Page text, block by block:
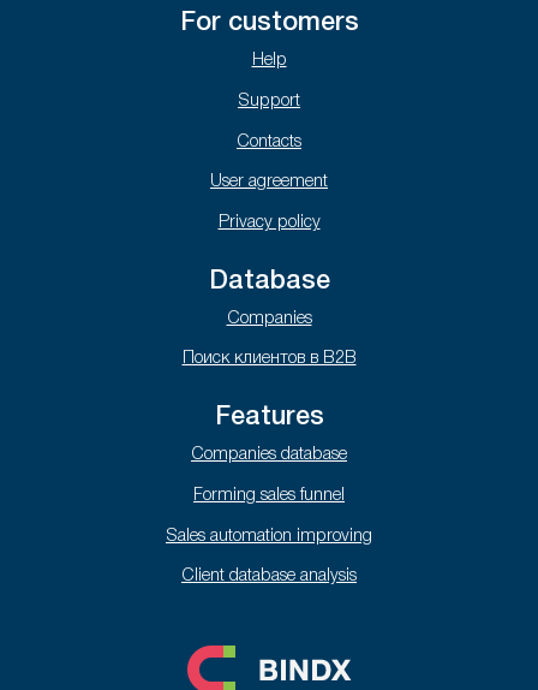
For customers
Help
Support
Contacts
User agreement
Privacy policy
Database
Companies
Поиск клиентов в B2B
Features
Companies database
Forming sales funnel
Sales automation improving
Client database analysis